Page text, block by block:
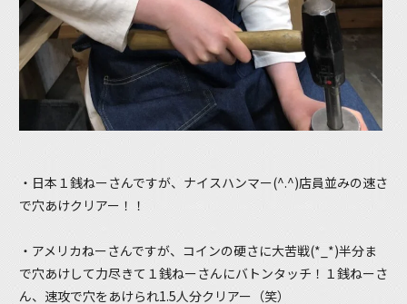
・日本１銭ねーさんですが、ナイスハンマー(^.^)店員並みの速さ
で穴あけクリアー！！
・アメリカねーさんですが、コインの硬さに大苦戦(*_*)半分ま
で穴あけして力尽きて１銭ねーさんにバトンタッチ！１銭ねーさ
ん、速攻で穴をあけられ1.5人分クリアー（笑）